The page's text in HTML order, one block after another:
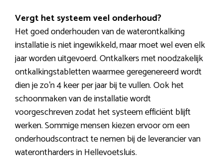
Vergt het systeem veel onderhoud?
Het goed onderhouden van de waterontkalking
installatie is niet ingewikkeld, maar moet wel even elk
jaar worden uitgevoerd. Ontkalkers met noodzakelijk
ontkalkingstabletten waarmee geregenereerd wordt
dien je zo’n 4 keer per jaar bij te vullen. Ook het
schoonmaken van de installatie wordt
voorgeschreven zodat het systeem efficiënt blijft
werken. Sommige mensen kiezen ervoor om een
onderhoudscontract te nemen bij de leverancier van
waterontharders in Hellevoetsluis.